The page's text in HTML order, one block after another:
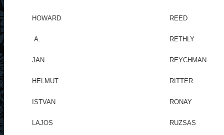
HOWARD REED
A. RETHLY
JAN REYCHMAN
HELMUT RITTER
ISTVAN RONAY
LAJOS RUZSAS